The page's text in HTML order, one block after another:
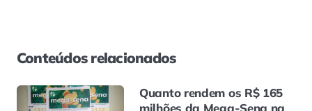
Conteúdos relacionados
Quanto rendem os R$ 165
milhões da Mega-Sena na